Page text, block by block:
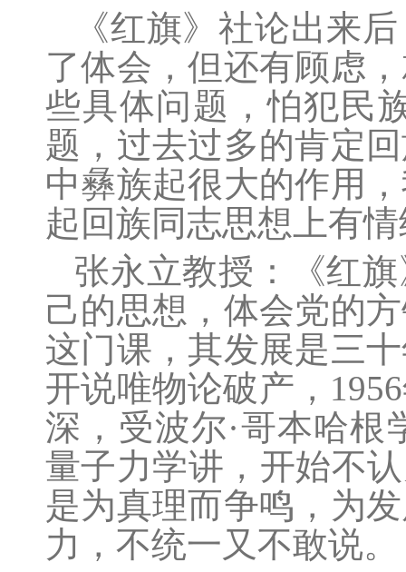
《红旗》社论出来
了体会，但还有顾虑
些具体问题，怕犯民
题，过去过多的肯定
中彝族起很大的作用
起回族同志思想上有
张永立教授：《红
己的思想，体会党的
这门课，其发展是三
开说唯物论破产， 1956
深，受波尔·哥本哈根
量子力学讲，开始不
是为真理而争鸣，为
力，不统一又不敢说。